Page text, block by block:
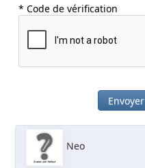
* Code de vérification
Envoyer
Neo